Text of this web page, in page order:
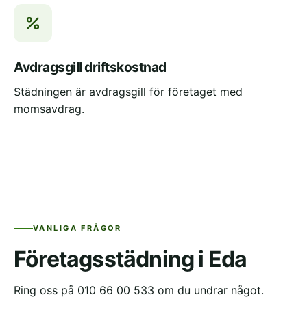
Avdragsgill driftskostnad
Städningen är avdragsgill för företaget med
momsavdrag.
VANLIGA FRÅGOR
Företagsstädning i Eda
Ring oss på 010 66 00 533 om du undrar något.